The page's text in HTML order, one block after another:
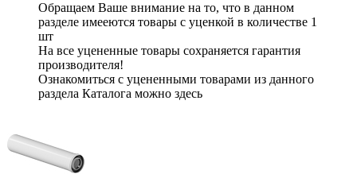
Обращаем Ваше внимание на то, что в данном
разделе имееются товары с уценкой в количестве 1
шт
На все уцененные товары сохраняется гарантия
производителя!
Ознакомиться с уцененными товарами из данного
раздела Каталога можно здесь